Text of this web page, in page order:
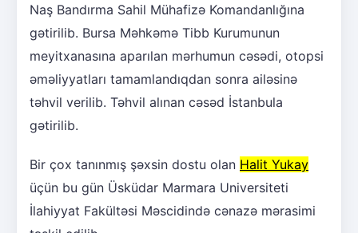
Naş Bandırma Sahil Mühafizə Komandanlığına
gətirilib. Bursa Məhkəmə Tibb Kurumunun
meyitxanasına aparılan mərhumun cəsədi, otopsi
əməliyyatları tamamlandıqdan sonra ailəsinə
təhvil verilib. Təhvil alınan cəsəd İstanbula
gətirilib.
Bir çox tanınmış şəxsin dostu olan Halit Yukay
üçün bu gün Üsküdar Marmara Universiteti
İlahiyyat Fakültəsi Məscidində cənazə mərasimi